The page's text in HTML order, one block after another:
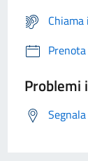
Problemi